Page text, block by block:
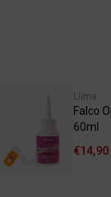
Liima
Falco
60ml
€14,90